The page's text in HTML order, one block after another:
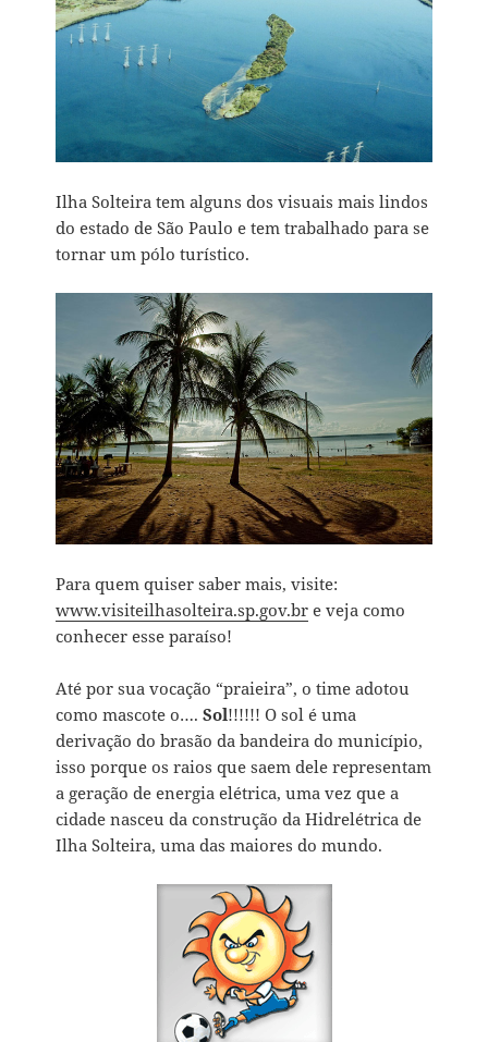
Ilha Solteira tem alguns dos visuais mais lindos
do estado de São Paulo e tem trabalhado para se
tornar um pólo turístico.
Para quem quiser saber mais, visite:
www.visiteilhasolteira.sp.gov.br e veja como
conhecer esse paraíso!
Até por sua vocação “praieira”, o time adotou
como mascote o….Sol!!!!!! O sol é uma
derivação do brasão da bandeira do município,
isso porque os raios que saem dele representam
a geração de energia elétrica, uma vez que a
cidade nasceu da construção da Hidrelétrica de
Ilha Solteira, uma das maiores do mundo.